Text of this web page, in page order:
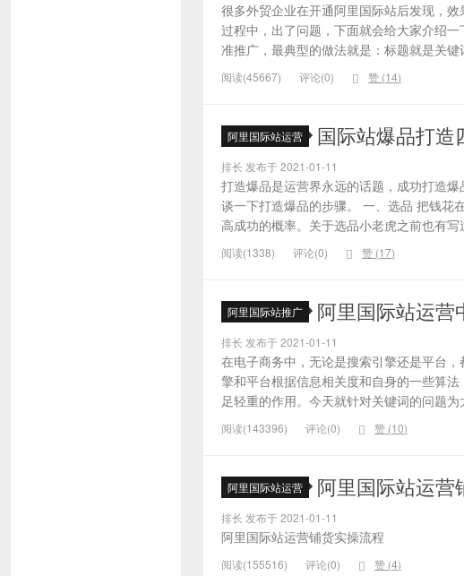
很多外贸企业在开通阿里国际站后发现，
过程中，出了问题，下面就会给大家介绍
准推广，最典型的做法就是：标题就是关
阅读(45667) 评论(0) 赞 (14)
阿里国际站运营 国际站爆品打造
排长 发布于 2021-01-11
打造爆品是运营界永远的话题，成功打造
谈一下打造爆品的步骤。 一、选品 把钱花
高成功的概率。关于选品小老虎之前也有
阅读(1338) 评论(0) 赞 (17)
阿里国际站推广 阿里国际站运营
排长 发布于 2021-01-11
在电子商务中，无论是搜索引擎还是平台
擎和平台根据信息相关度和自身的一些算
足轻重的作用。今天就针对关键词的问题
阅读(143396) 评论(0) 赞 (10)
阿里国际站运营 阿里国际站运营
排长 发布于 2021-01-11
阿里国际站运营铺货实操流程
阅读(155516) 评论(0) 赞 (4)